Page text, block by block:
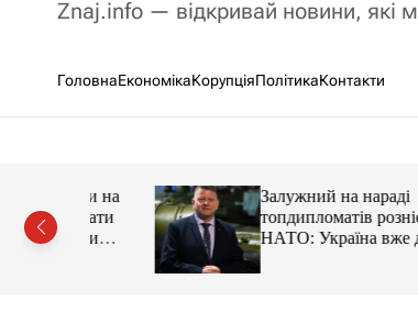
Znaj.info — відкривай новини, які
ГоловнаЕкономікаКорупціяПолітикаКонтакти
Залужний на нараді
топдипломатів розніс
НАТО: Україна вже далеко
попереду